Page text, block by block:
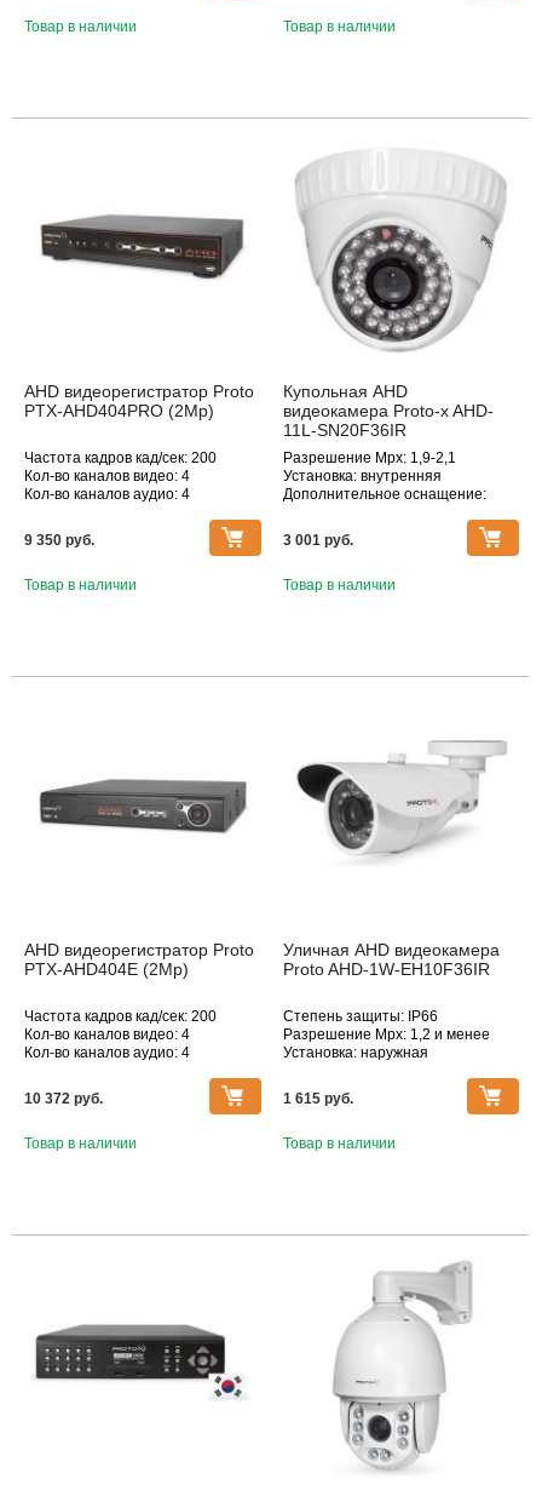
Товар в наличии Товар в наличии
AHD видеорегистратор Proto
PTX-AHD404PRO (2Mp)
Частота кадров кад/сек: 200
Кол-во каналов видео: 4
Кол-во каналов аудио: 4
разрешение, Мпикс: 1920×1080
9 350 pуб.
Товар в наличии
Купольная AHD
видеокамера Proto-x AHD-
11L-SN20F36IR
Разрешение Mpx: 1,9-2,1
Установка: внутренняя
Дополнительное оснащение:
Объектив (фокусное расстояние,
мм): 2.8
3 001 pуб.
Товар в наличии
AHD видеорегистратор Proto
PTX-AHD404E (2Mp)
Частота кадров кад/сек: 200
Кол-во каналов видео: 4
Кол-во каналов аудио: 4
разрешение, Мпикс: 1920×1080
10 372 pуб.
Товар в наличии
Уличная AHD видеокамера
Proto AHD-1W-EH10F36IR
Степень защиты: IP66
Разрешение Mpx: 1,2 и менее
Установка: наружная
Объектив (фокусное расстояние,
1 615 pуб.
Товар в наличии